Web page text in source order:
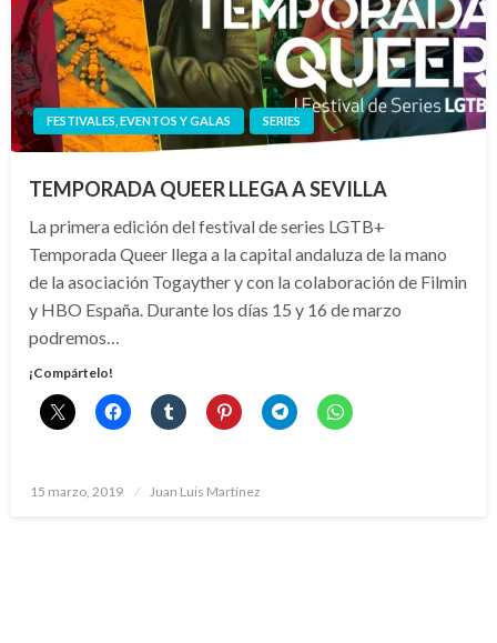
FESTIVALES, EVENTOS Y GALAS SERIES
TEMPORADA QUEER LLEGA A SEVILLA
La primera edición del festival de series LGTB+
Temporada Queer llega a la capital andaluza de la mano
de la asociación Togayther y con la colaboración de Filmin
y HBO España. Durante los días 15 y 16 de marzo
podremos…
¡Compártelo!
Publicado
15 marzo, 2019 Juan Luis Martínez